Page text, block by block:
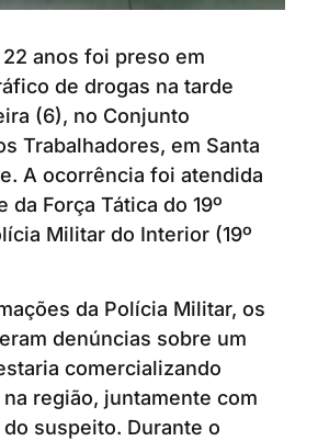
anos foi preso em
de drogas na tarde
(6), no Conjunto
Trabalhadores, em Santa
A ocorrência foi atendida
da Força Tática do 19º
Militar do Interior (19º
da Polícia Militar, os
denúncias sobre um
comercializando
região, juntamente com
suspeito. Durante o